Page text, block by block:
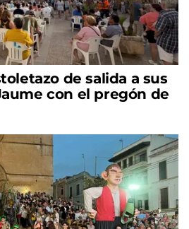
de salida a sus
con el pregón de